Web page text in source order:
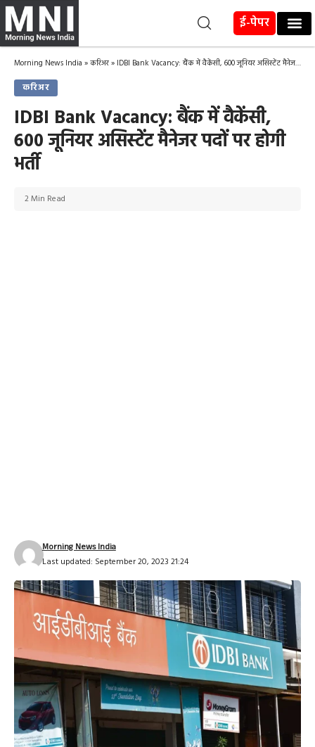
ई-पेपर
Morning News India »करिअर» IDBI Bank Vacancy: बैंक में वैकेंसी, 600 जूनियर असिस्टेंट मैनेजर पदों पर होगी भर्ती
करिअर
IDBI Bank Vacancy: बैंक में वैकेंसी,
600 जूनियर असिस्टेंट मैनेजर पदों पर होगी
भर्ती
Last updated: September 20, 2023 21:24
Morning News India
2 Min Read